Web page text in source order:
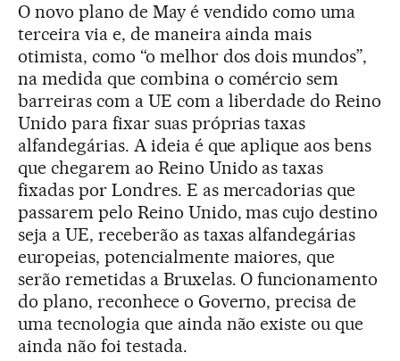
O novo plano de May é vendido como uma
terceira via e, de maneira ainda mais
otimista, como “o melhor dos dois mundos”,
na medida que combina o comércio sem
barreiras com a UE com a liberdade do Reino
Unido para fixar suas próprias taxas
alfandegárias. A ideia é que aplique aos bens
que chegarem ao Reino Unido as taxas
fixadas por Londres. E as mercadorias que
passarem pelo Reino Unido, mas cujo destino
seja a UE, receberão as taxas alfandegárias
europeias, potencialmente maiores, que
serão remetidas a Bruxelas. O funcionamento
do plano, reconhece o Governo, precisa de
uma tecnologia que ainda não existe ou que
ainda não foi testada.